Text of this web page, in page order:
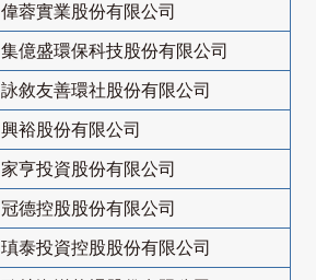
偉蓉實業股份有限公司
集億盛環保科技股份有限公司
詠敘友善環社股份有限公司
興裕股份有限公司
家亨投資股份有限公司
冠德控股股份有限公司
瑱泰投資控股股份有限公司